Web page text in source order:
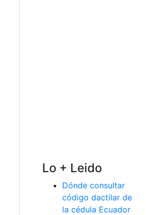
Lo + Leido
Dónde consultar
código dactilar de
la cédula Ecuador